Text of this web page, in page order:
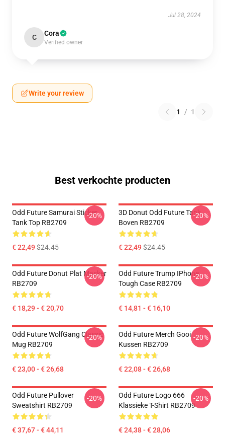
Jul 28, 2024
C Cora
Verified owner
Write your review
1 / 1
Best verkochte producten
Odd Future Samurai Sticker
Tank Top RB2709
€ 22,49$24.45
-20%
3D Donut Odd Future Tank
Boven RB2709
€ 22,49$24.45
-20%
Odd Future Donut Plat Masker
RB2709
€ 18,29 - € 20,70
-20%
Odd Future Trump IPhone
Tough Case RB2709
€ 14,81 - € 16,10
-20%
Odd Future WolfGang Classic
Mug RB2709
€ 23,00 - € 26,68
-20%
Odd Future Merch Gooi
Kussen RB2709
€ 22,08 - € 26,68
-20%
Odd Future Pullover
Sweatshirt RB2709
€ 37,67 - € 44,11
-20%
Odd Future Logo 666
Klassieke T-Shirt RB2709
€ 24,38 - € 28,06
-20%